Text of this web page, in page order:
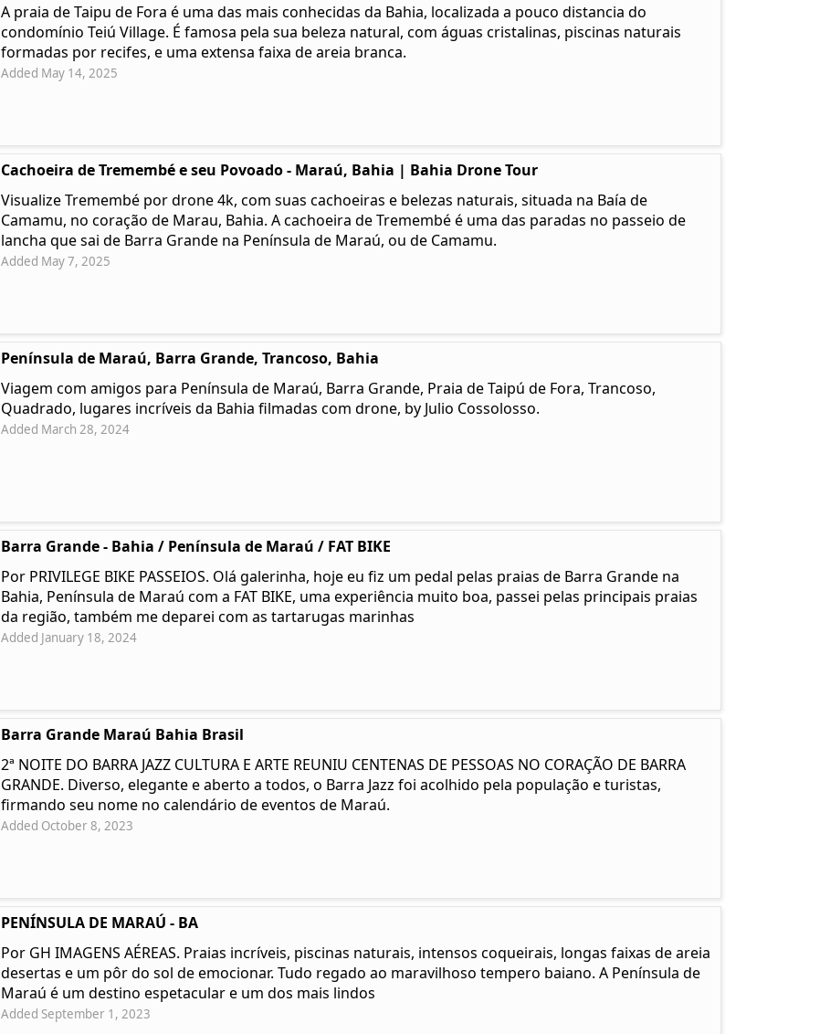
A praia de Taipu de Fora é uma das mais conhecidas da Bahia, localizada a pouco distancia do
condomínio Teiú Village. É famosa pela sua beleza natural, com águas cristalinas, piscinas naturais
formadas por recifes, e uma extensa faixa de areia branca.
Added May 14, 2025
Cachoeira de Tremembé e seu Povoado - Maraú, Bahia | Bahia Drone Tour
Visualize Tremembé por drone 4k, com suas cachoeiras e belezas naturais, situada na Baía de
Camamu, no coração de Marau, Bahia. A cachoeira de Tremembé é uma das paradas no passeio de
lancha que sai de Barra Grande na Península de Maraú, ou de Camamu.
Added May 7, 2025
Península de Maraú, Barra Grande, Trancoso, Bahia
Viagem com amigos para Península de Maraú, Barra Grande, Praia de Taipú de Fora, Trancoso,
Quadrado, lugares incríveis da Bahia filmadas com drone, by Julio Cossolosso.
Added March 28, 2024
Barra Grande - Bahia / Península de Maraú / FAT BIKE
Por PRIVILEGE BIKE PASSEIOS. Olá galerinha, hoje eu fiz um pedal pelas praias de Barra Grande na
Bahia, Península de Maraú com a FAT BIKE, uma experiência muito boa, passei pelas principais praias
da região, também me deparei com as tartarugas marinhas
Added January 18, 2024
Barra Grande Maraú Bahia Brasil
2ª NOITE DO BARRA JAZZ CULTURA E ARTE REUNIU CENTENAS DE PESSOAS NO CORAÇÃO DE BARRA
GRANDE. Diverso, elegante e aberto a todos, o Barra Jazz foi acolhido pela população e turistas,
firmando seu nome no calendário de eventos de Maraú.
Added October 8, 2023
PENÍNSULA DE MARAÚ - BA
Por GH IMAGENS AÉREAS. Praias incríveis, piscinas naturais, intensos coqueirais, longas faixas de areia
desertas e um pôr do sol de emocionar. Tudo regado ao maravilhoso tempero baiano. A Península de
Maraú é um destino espetacular e um dos mais lindos
Added September 1, 2023